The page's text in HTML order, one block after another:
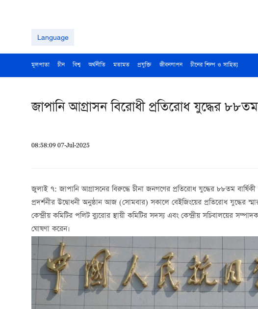
Language
মূলপাতা চীন বিশ্ব অর্থনীতি মতামত প্রযুক্তি জীবনযাপন চীনের শিল্প ও সাহিত্য
জাপানি আগ্রাসন বিরোধী প্রতিরোধ যুদ্ধের ৮৮তম
08:58:09 07-Jul-2025
জুলাই ৭: জাপানি আগ্রাসনের বিরুদ্ধে চীনা জনগণের প্রতিরোধ যুদ্ধের ৮৮তম
প্রদর্শনীর উদ্বোধনী অনুষ্ঠান আজ (সোমবার) সকালে বেইজিংয়ের প্রতিরোধ যুদ্ধের
কেন্দ্রীয় কমিটির পলিট ব্যুরোর স্থায়ী কমিটির সদস্য এবং কেন্দ্রীয় সচিবালয়ের
ঘোষণা করেন।